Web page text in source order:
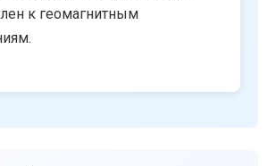
к геомагнитным